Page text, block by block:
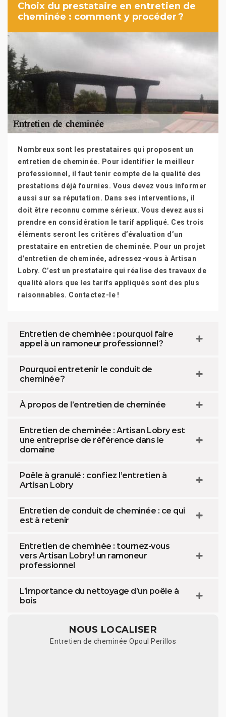
Choix du prestataire en entretien de
cheminée : comment y procéder ?
Nombreux sont les prestataires qui proposent un
entretien de cheminée. Pour identifier le meilleur
professionnel, il faut tenir compte de la qualité des
prestations déjà fournies. Vous devez vous informer
aussi sur sa réputation. Dans ses interventions, il
doit être reconnu comme sérieux. Vous devez aussi
prendre en considération le tarif appliqué. Ces trois
éléments seront les critères d’évaluation d’un
prestataire en entretien de cheminée. Pour un projet
d’entretien de cheminée, adressez-vous à Artisan
Lobry. C’est un prestataire qui réalise des travaux de
qualité alors que les tarifs appliqués sont des plus
raisonnables. Contactez-le !
Entretien de cheminée : pourquoi faire
appel à un ramoneur professionnel ?
Pourquoi entretenir le conduit de
cheminée ?
À propos de l’entretien de cheminée
Entretien de cheminée : Artisan Lobry est
une entreprise de référence dans le
domaine
Poêle à granulé : confiez l’entretien à
Artisan Lobry
Entretien de conduit de cheminée : ce qui
est à retenir
Entretien de cheminée : tournez-vous
vers Artisan Lobry ! un ramoneur
professionnel
L’importance du nettoyage d’un poêle à
bois
NOUS LOCALISER
Entretien de cheminée Opoul Perillos